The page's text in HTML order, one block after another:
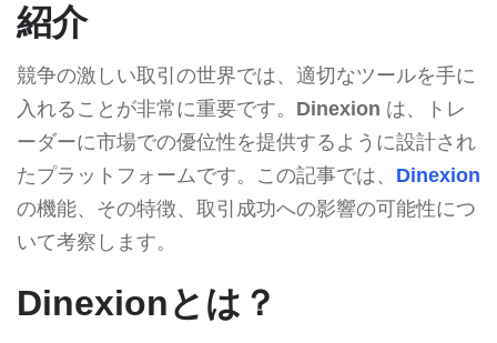
紹介
競争の激しい取引の世界では、適切なツールを手に
入れることが非常に重要です。 Dinexion は、トレ
ーダーに市場での優位性を提供するように設計され
たプラットフォームです。この記事では、 Dinexion
の機能、その特徴、取引成功への影響の可能性につ
いて考察します。
Dinexionとは？